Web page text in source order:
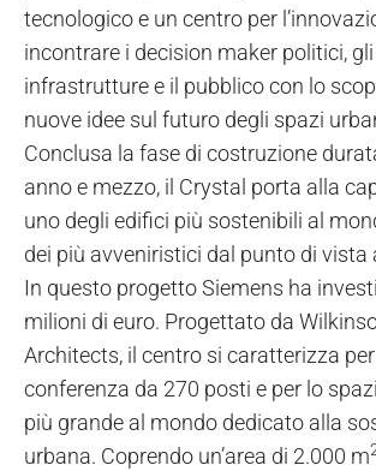
tecnologico e un centro per
incontrare i decision maker politici,
infrastrutture e il pubblico con lo
nuove idee sul futuro degli spazi
Conclusa la fase di costruzione
anno e mezzo, il Crystal porta alla
uno degli edifici più sostenibili al
dei più avveniristici dal punto di
In questo progetto Siemens ha
milioni di euro. Progettato da
Architects, il centro si caratterizza
conferenza da 270 posti e per lo
più grande al mondo dedicato alla
urbana. Coprendo un’area di 2.000 m